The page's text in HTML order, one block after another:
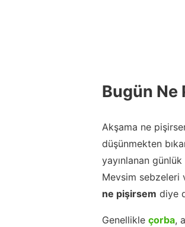
Bugün Ne
Akşama ne
düşünmekten
yayınlanan
Mevsim sebzeleri
ne pişirsem diye
Genellikle çorba,